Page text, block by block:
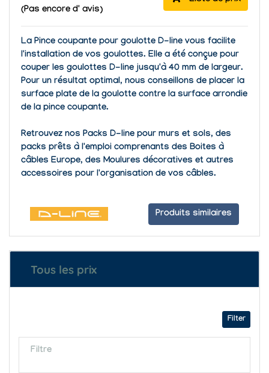
(Pas encore d' avis)
La Pince coupante pour goulotte D-linevous facilite
l'installation de vos goulottes. Elle a été conçue pour
couper les goulottes D-linejusqu'à 40 mm de largeur.
Pour un résultat optimal, nous conseillons de placer la
surface plate de la goulotte contre la surface arrondie
de la pince coupante.
Retrouvez nos Packs D-line pour murs et sols, des
packs prêts à l'emploicomprenants des Boites à
câbles Europe, des Moulures décoratives et autres
accessoires pour l'organisation de vos câbles.
Produits similaires
Tous les prix
Filter
Filtre